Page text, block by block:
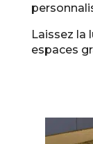
Laissez la
espaces